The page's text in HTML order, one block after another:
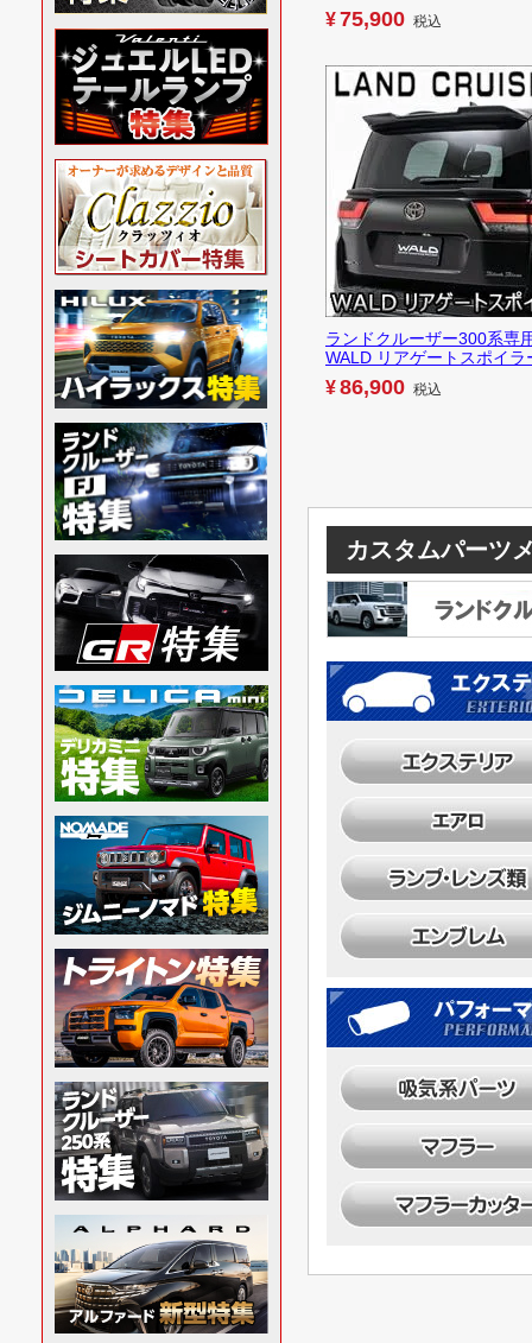
¥75,900 税込
ランドクルーザー300系専
WALD リアゲートスポイラ
¥86,900 税込
カスタムパーツ